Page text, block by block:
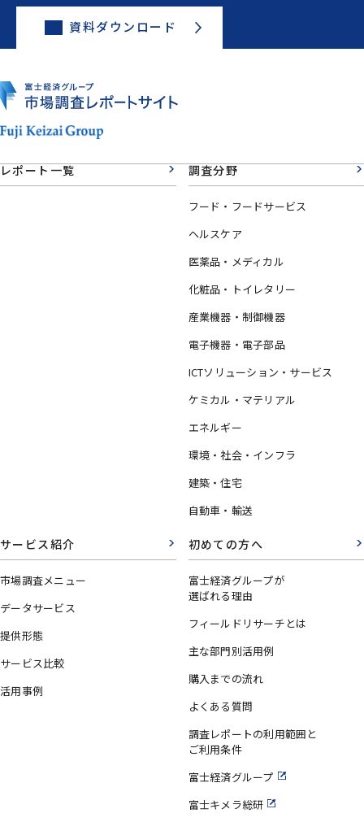
資料ダウンロード
レポート一覧 調査分野
フード・フードサービス
ヘルスケア
医薬品・メディカル
化粧品・トイレタリー
産業機器・制御機器
電子機器・電子部品
ICTソリューション・サービス
ケミカル・マテリアル
エネルギー
環境・社会・インフラ
建築・住宅
自動車・輸送
サービス紹介
市場調査メニュー
データサービス
提供形態
サービス比較
活用事例
初めての方へ
富士経済グループが
選ばれる理由
フィールドリサーチとは
主な部門別活用例
購入までの流れ
よくある質問
調査レポートの利用範囲と
ご利用条件
富士経済グループ
富士キメラ総研